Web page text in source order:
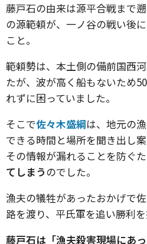
藤戸石の由来は源平合戦まで
の源範頼が、一ノ谷の戦い後
こと。
範頼勢は、本土側の備前国西
たが、波が高く船もないため
れずに困っていました。
そこで佐々木盛綱は、地元の
できる時間と場所を聞き出し
その情報が漏れることを防ぐ
てしまうのでした。
漁夫の犠牲があったおかげで
路を渡り、平氏軍を追い勝利を
藤戸石は「漁夫殺害現場にあっ